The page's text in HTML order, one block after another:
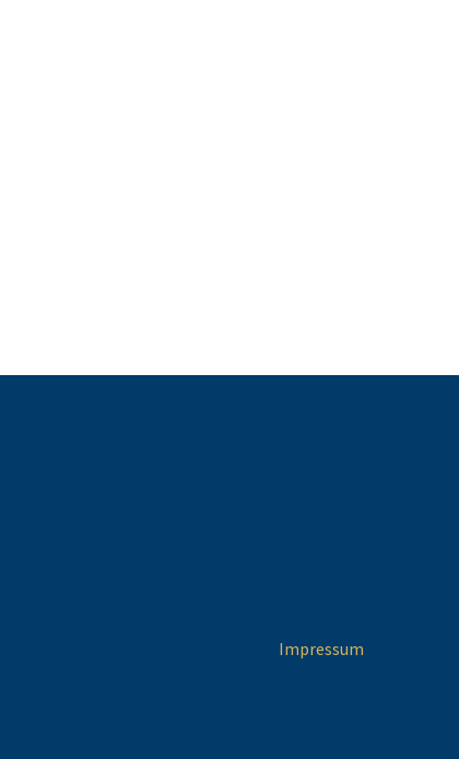
Impressum